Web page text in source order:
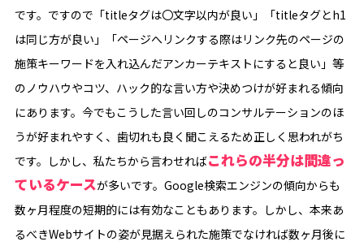
です。ですので「titleタグは〇文字以内が良い」「titleタグとh1
は同じ方が良い」「ページへリンクする際はリンク先のページの
施策キーワードを入れ込んだアンカーテキストにすると良い」等
のノウハウやコツ、ハック的な言い方や決めつけが好まれる傾向
にあります。今でもこうした言い回しのコンサルテーションのほ
うが好まれやすく、歯切れも良く聞こえるため正しく思われがち
です。しかし、私たちから言わせればこれらの半分は間違っ
ているケースが多いです。Google検索エンジンの傾向からも
数ヶ月程度の短期的には有効なこともあります。しかし、本来あ
るべきWebサイトの姿が見据えられた施策でなければ数ヶ月後に